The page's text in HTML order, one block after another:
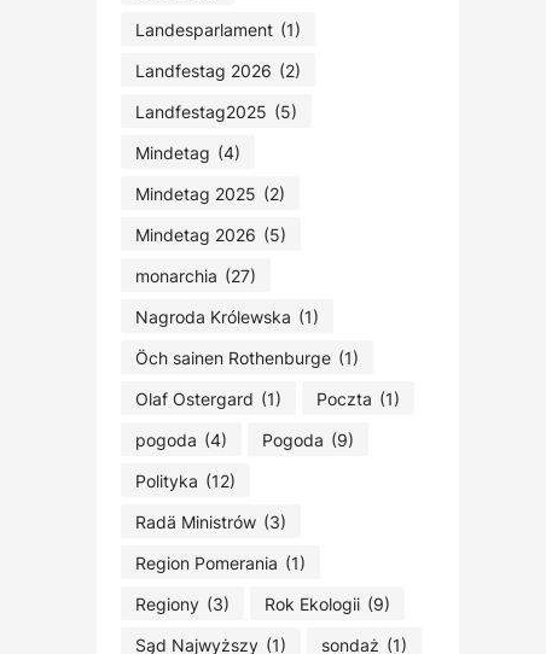
Landesparlament (1)
Landfestag 2026 (2)
Landfestag2025 (5)
Mindetag (4)
Mindetag 2025 (2)
Mindetag 2026 (5)
monarchia (27)
Nagroda Królewska (1)
Öch sainen Rothenburge (1)
Olaf Ostergard (1) Poczta (1)
pogoda (4) Pogoda (9)
Polityka (12)
Radä Ministrów (3)
Region Pomerania (1)
Regiony (3) Rok Ekologii (9)
Sąd Najwyższy (1) sondaż (1)